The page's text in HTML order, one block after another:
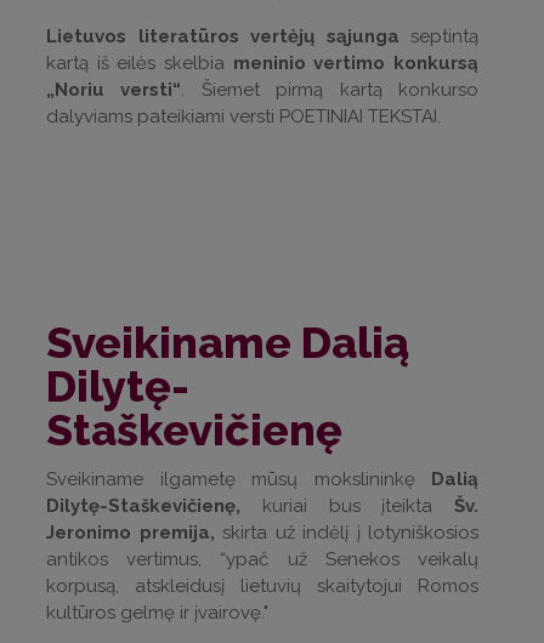
Lietuvos literatūros vertėjų sąjunga septintą
kartą iš eilės skelbia meninio vertimo konkursą
„Noriu versti“. Šiemet pirmą kartą konkurso
dalyviams pateikiami versti POETINIAI TEKSTAI.
Sveikiname Dalią
Dilytę-
Staškevičienę
Sveikiname ilgametę mūsų mokslininkę Dalią
Dilytę-Staškevičienę, kuriai bus įteikta Šv.
Jeronimo premija, skirta už indėlį į lotyniškosios
antikos vertimus, “ypač už Senekos veikalų
korpusą, atskleidusį lietuvių skaitytojui Romos
kultūros gelmę ir įvairovę."